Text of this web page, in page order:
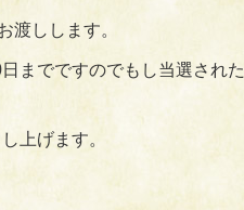
渡しします。
までですのでもし当選された
上げます。